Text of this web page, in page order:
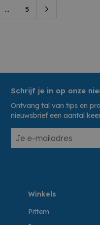
... 5
Schrijf je in op onze
Ontvang tal van tips en
nieuwsbrief een aantal
Winkels
Pittem